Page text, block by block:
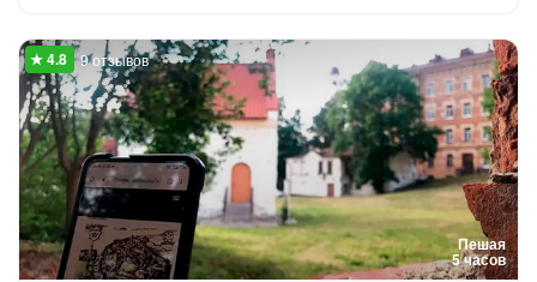
Пешая
5 часов
9 отзывов